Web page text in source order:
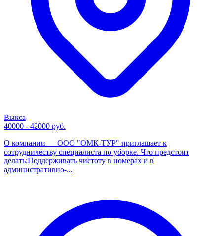
Выкса
40000 - 42000 руб.
О компании — ООО "ОМК-ТУР" приглашает к
сотрудничеству специалиста по уборке. Что предстоит
делать:Поддерживать чистоту в номерах и в
административно-...